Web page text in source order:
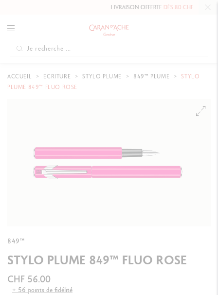
LIVRAISON OFFERTEDÈS 80 CHF.
ACCUEIL ECRITURE STYLO PLUME 849™ PLUME
STYLO
PLUME 849™ FLUO ROSE
849™
STYLO PLUME 849™ FLUO ROSE
CHF 56.00
+ 56 points de fidélité